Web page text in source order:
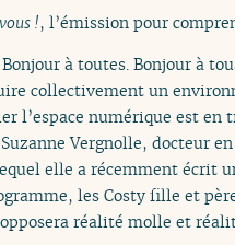
!, l’émission pour
Bonjour à toutes. Bonjour à
collectivement un
l’espace numérique est
Vergnolle, docteur
elle a récemment écrit
les Costy fille et
réalité molle et